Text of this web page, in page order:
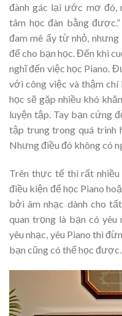
đành gác lại ước mơ đó,
tâm học đàn bằng
đam mê ấy từ nhỏ,
để cho bạn học. Đến khi
nghĩ đến việc học Piano.
với công việc và thậm chí
học sẽ gặp nhiều khó
luyện tập. Tay bạn cứng
tập trung trong quá trình
Nhưng điều đó không có
Trên thực tế thì rất
điều kiện để học Piano
bởi âm nhạc dành cho
quan trọng là bạn có
yêu nhạc, yêu Piano thì
bạn cũng có thể học được.